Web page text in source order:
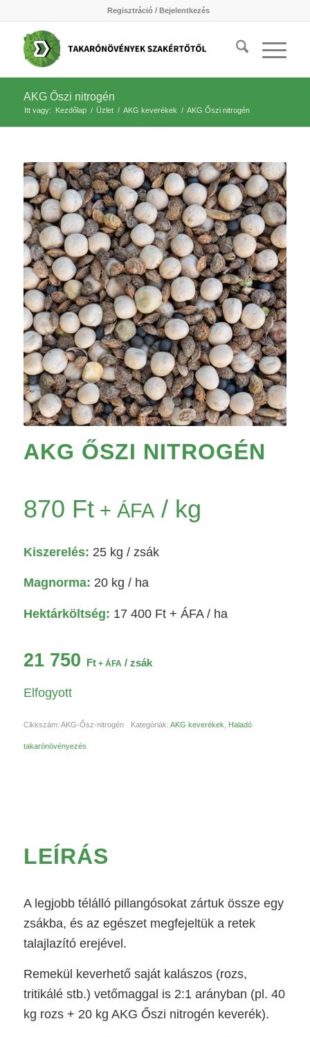
Regisztráció / Bejelentkezés
AKG Őszi nitrogén
Itt vagy: Kezdőlap / Üzlet / AKG keverékek / AKG Őszi nitrogén
AKG ŐSZI NITROGÉN
870 Ft+ ÁFA/ kg
Kiszerelés: 25 kg / zsák
Magnorma: 20 kg / ha
Hektárköltség: 17 400 Ft+ ÁFA / ha
21 750 Ft+ ÁFA / zsák
Elfogyott
Cikkszám: AKG-Ősz-nitrogén Kategóriák: AKG keverékek, Haladó
takarónövényezés
LEÍRÁS
A legjobb télálló pillangósokat zártuk össze egy
zsákba, és az egészet megfejeltük a retek
talajlazító erejével.
Remekül keverhető saját kalászos (rozs,
tritikálé stb.) vetőmaggal is 2:1 arányban (pl. 40
kg rozs + 20 kg AKG Őszi nitrogén keverék).